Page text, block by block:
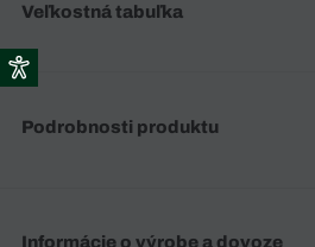
Veľkostná tabuľka
Podrobnosti produktu
Informácie o výrobe a dovoze